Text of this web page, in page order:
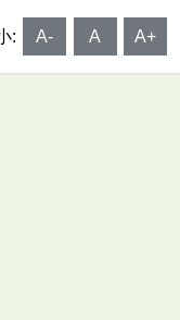
: A- A A+